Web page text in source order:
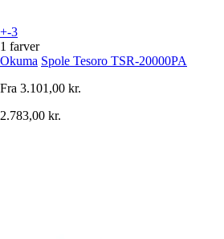
+-3
1 farver
Okuma Spole Tesoro TSR-20000PA
Fra 3.101,00 kr.
2.783,00 kr.